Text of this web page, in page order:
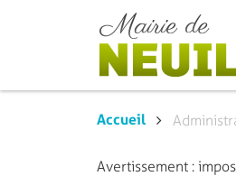
Accueil
Avertissement :